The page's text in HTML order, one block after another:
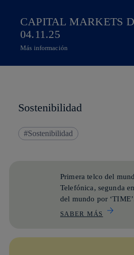
CAPITAL MARKETS
04.11.25
Más información
Sostenibilidad
Sostenibilidad
Primera telco del
Telefónica, segunda
del mundo por
SABER MÁS